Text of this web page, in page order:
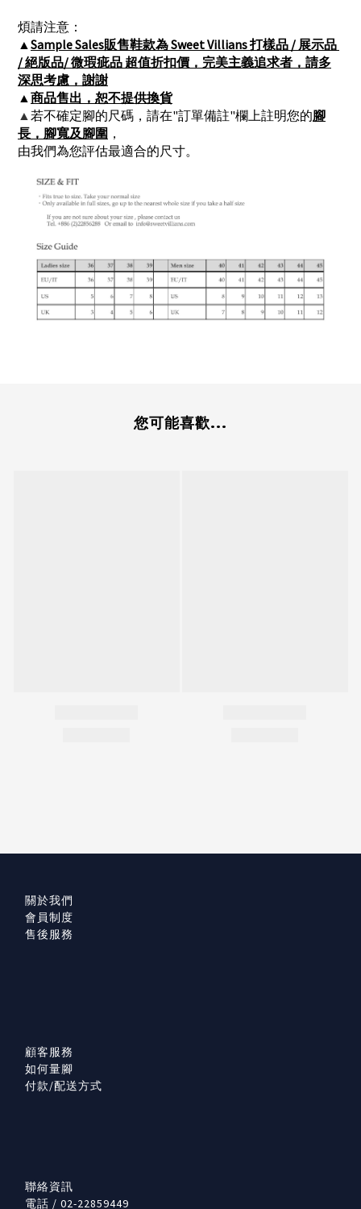
煩請注意：
▲ Sample Sales販售鞋款為 Sweet Villians 打樣品 / 展示品
/ 絕版品/ 微瑕疵品 超值折扣價，完美主義追求者，請多
深思考慮，謝謝
▲ 商品售出，恕不提供換貨
▲ 若不確定腳的尺碼，請在"訂單備註"欄上註明您的腳
長，腳寬及腳圍 ，
由我們為您評估最適合的尺寸。
您可能喜歡...
關於我們
會員制度
售後服務
顧客服務
如何量腳
付款/配送方式
聯絡資訊
電話 / 02-22859449